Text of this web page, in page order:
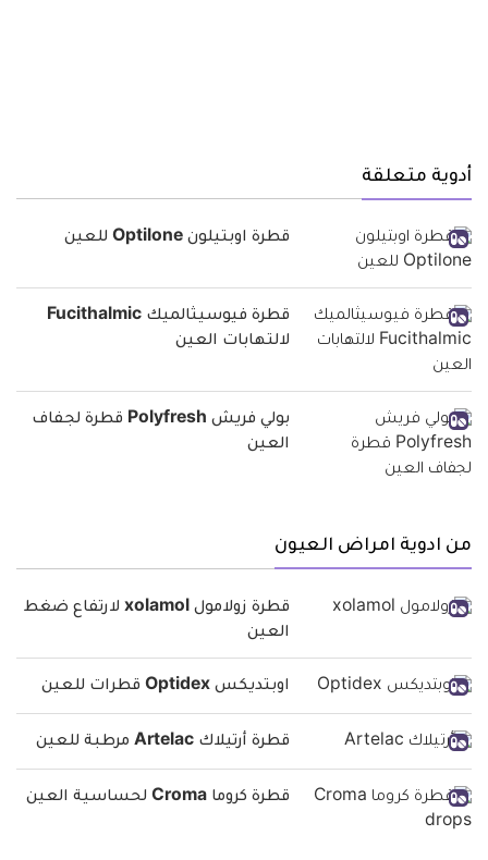
أدوية متعلقة
قطرة اوبتيلون Optilone للعين
قطرة فيوسيثالميك Fucithalmic
لالتهابات العين
بولي فريش Polyfresh قطرة لجفاف
العين
من ادوية امراض العيون
قطرة زولامول xolamol لارتفاع ضغط
العين
اوبتديكس Optidex قطرات للعين
قطرة أرتيلاك Artelac مرطبة للعين
قطرة كروما Croma لحساسية العين